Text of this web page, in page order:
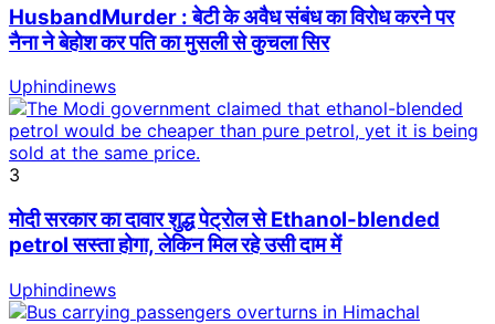
HusbandMurder : बेटी के अवैध संबंध का विरोध करने पर
नैना ने बेहोश कर पति का मुसली से कुचला सिर
Uphindinews
3
मोदी सरकार का दावार शुद्ध पेट्रोल से Ethanol-blended
petrol सस्ता होगा, लेकिन मिल रहे उसी दाम में
Uphindinews